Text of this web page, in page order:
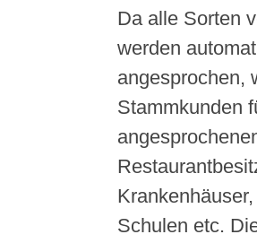
Da alle Sorten
werden
angesprochen,
Stammkunden
Schulen etc.